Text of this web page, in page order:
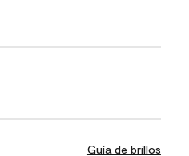
Guía de brillos